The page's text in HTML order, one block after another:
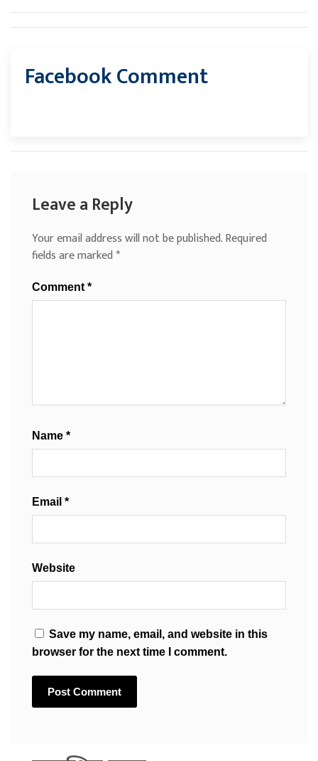
Facebook Comment
Leave a Reply
Your email address will not be published.Required
fields are marked*
Comment *
Name *
Email *
Website
Save my name, email, and website in this
browser for the next time I comment.